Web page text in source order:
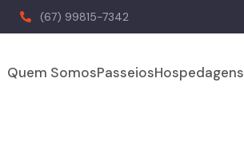
(67) 99815-7342
Quem SomosPasseiosHospedagens